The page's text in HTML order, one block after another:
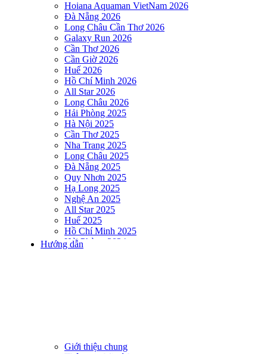
Hoiana Aquaman VietNam 2026
Đà Nẵng 2026
Long Châu Cần Thơ 2026
Galaxy Run 2026
Cần Thơ 2026
Cần Giờ 2026
Huế 2026
Hồ Chí Minh 2026
All Star 2026
Long Châu 2026
Hải Phòng 2025
Hà Nội 2025
Cần Thơ 2025
Nha Trang 2025
Long Châu 2025
Đà Nẵng 2025
Quy Nhơn 2025
Hạ Long 2025
Nghệ An 2025
All Star 2025
Huế 2025
Hồ Chí Minh 2025
Hải Phòng 2024
DNSE AQUAMAN VIETNAM 2024
DNSE AQUAMAN VIETNAM 2023
Hướng dẫn
Giới thiệu chung